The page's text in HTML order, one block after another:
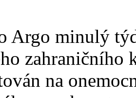
Argo minulý
zahraničního
na